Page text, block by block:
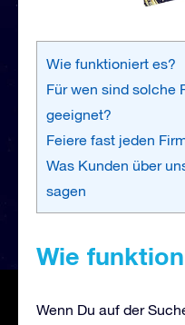
Wie funktioniert es?
Für wen sind solche
geeignet?
Feiere fast jeden
Was Kunden über
sagen
Wie
Wenn Du auf der